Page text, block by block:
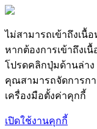
ไม่สามารถเข้าถึงเนื้
หากต้องการเข้าถึงเ
โปรดคลิกปุ่มด้านล่าง
คุณสามารถจัดการกา
เครื่องมือตั้งค่าคุกกี้
เปิดใช้งานคุกกี้